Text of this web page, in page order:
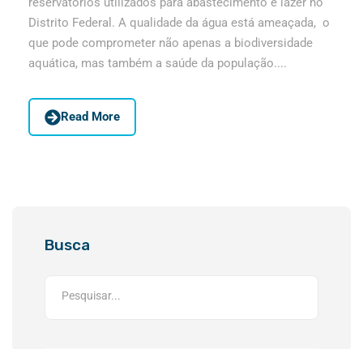
Distrito Federal. A qualidade da água está ameaçada, o
que pode comprometer não apenas a biodiversidade
aquática, mas também a saúde da população....
Read More
Busca